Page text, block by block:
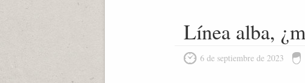
Línea alba,
6 de septiembre de 2023